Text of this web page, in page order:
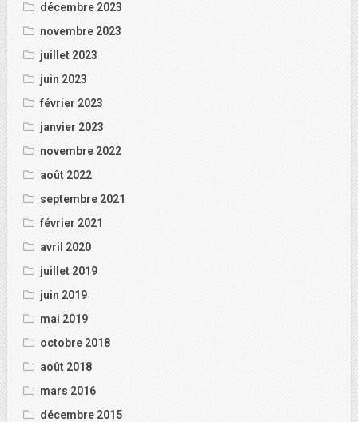
décembre 2023
novembre 2023
juillet 2023
juin 2023
février 2023
janvier 2023
novembre 2022
août 2022
septembre 2021
février 2021
avril 2020
juillet 2019
juin 2019
mai 2019
octobre 2018
août 2018
mars 2016
décembre 2015